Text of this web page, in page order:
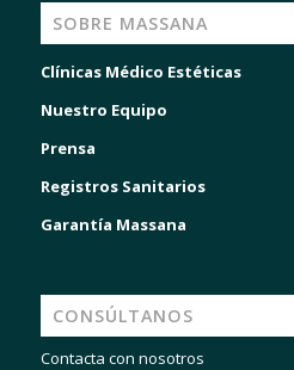
SOBRE MASSANA
Clínicas Médico Estéticas
Nuestro Equipo
Prensa
Registros Sanitarios
Garantía Massana
CONSÚLTANOS
Contacta con nosotros